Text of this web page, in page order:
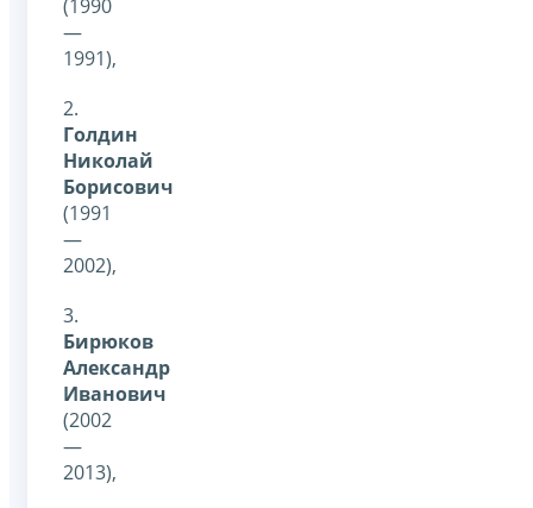
(1990
—
1991),
2.
Голдин
Николай
Борисович
(1991
—
2002),
3.
Бирюков
Александр
Иванович
(2002
—
2013),